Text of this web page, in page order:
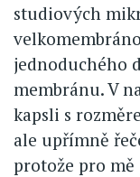
studiových
jednoduchého
membránu. V
kapsli s
ale upřímně
protože pro mě